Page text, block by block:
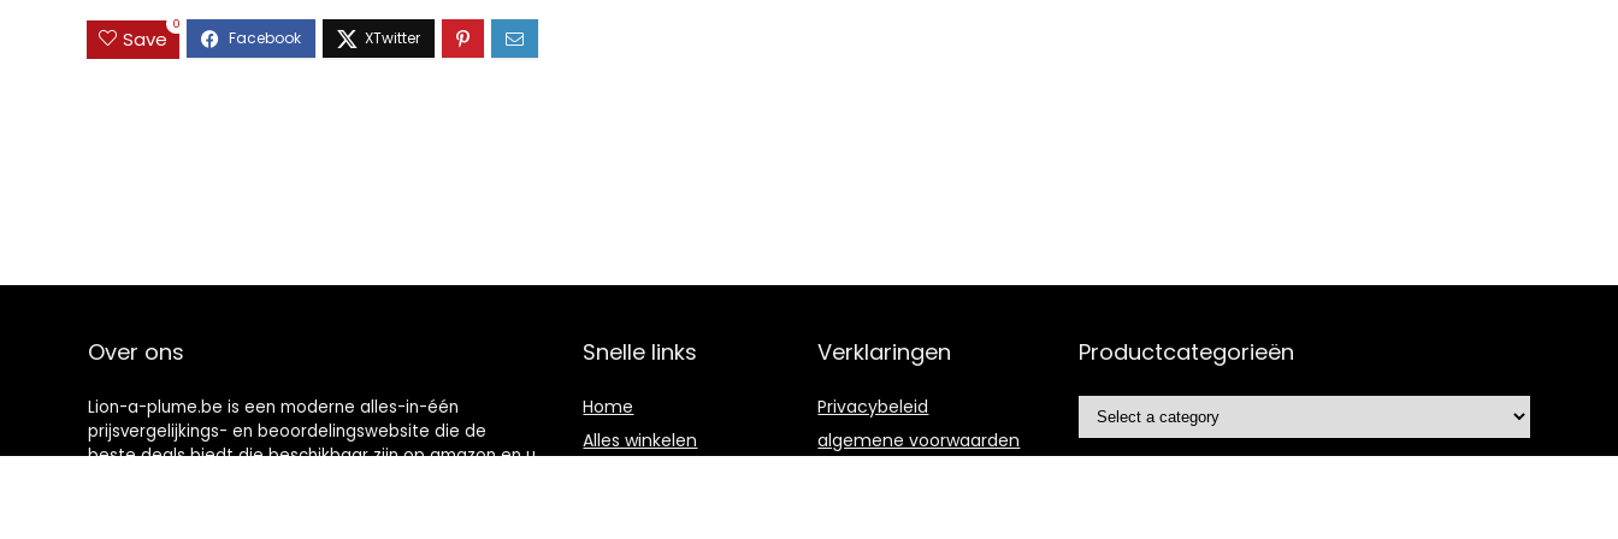
Save
0
Over ons
Lion-a-plume.be is een moderne alles-in-één
prijsvergelijkings- en beoordelingswebsite die de
beste deals biedt die beschikbaar zijn op amazon en u
Snelle links
Home
Alles winkelen
Verklaringen
Privacybeleid
algemene voorwaarden
Productcategorieën